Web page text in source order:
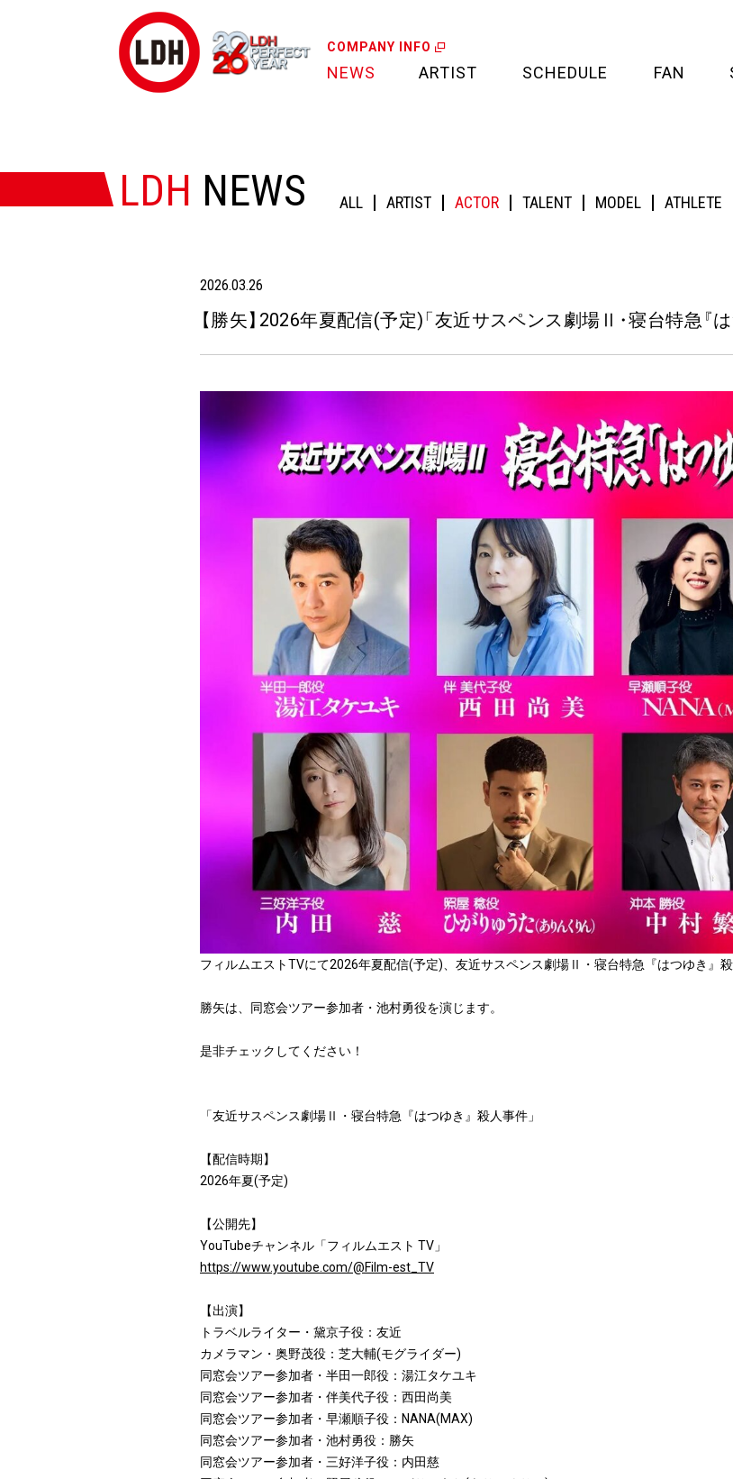
COMPANY INFO
NEWS ARTIST SCHEDULE FAN
MEDIA
LDH NEWS ALL ARTIST ACTOR TALENT MODEL ATHLETE
2026.03.26
【勝矢】2026年夏配信(予定)「友近サスペンス劇場Ⅱ ・寝台特急『
フィルムエストTVにて2026年夏配信(予定)、友近サスペンス劇場Ⅱ・寝台特急『はつゆき』
勝矢は、同窓会ツアー参加者・池村勇役を演じます。
是非チェックしてください！
「友近サスペンス劇場Ⅱ・寝台特急『はつゆき』殺人事件」
【配信時期】
2026年夏(予定)
【公開先】
YouTubeチャンネル「フィルムエスト TV」
https://www.youtube.com/@Film-est_TV
【出演】
トラベルライター・黛京子役：友近
カメラマン・奥野茂役：芝大輔(モグライダー)
同窓会ツアー参加者・半田一郎役：湯江タケユキ
同窓会ツアー参加者・伴美代子役：西田尚美
同窓会ツアー参加者・早瀬順子役：NANA(MAX)
同窓会ツアー参加者・池村勇役：勝矢
同窓会ツアー参加者・三好洋子役：内田慈